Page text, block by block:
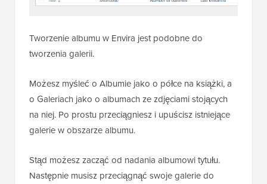
Tworzenie albumu w Envira jest podobne do
tworzenia galerii.
Możesz myśleć o Albumie jako o półce na książki, a
o Galeriach jako o albumach ze zdjęciami stojących
na niej. Po prostu przeciągniesz i upuścisz istniejące
galerie w obszarze albumu.
Stąd możesz zacząć od nadania albumowi tytułu.
Następnie musisz przeciągnąć swoje galerie do